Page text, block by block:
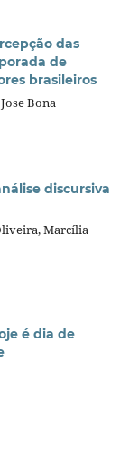
das
de
brasileiros
Bona
discursiva
Marcília
é dia de